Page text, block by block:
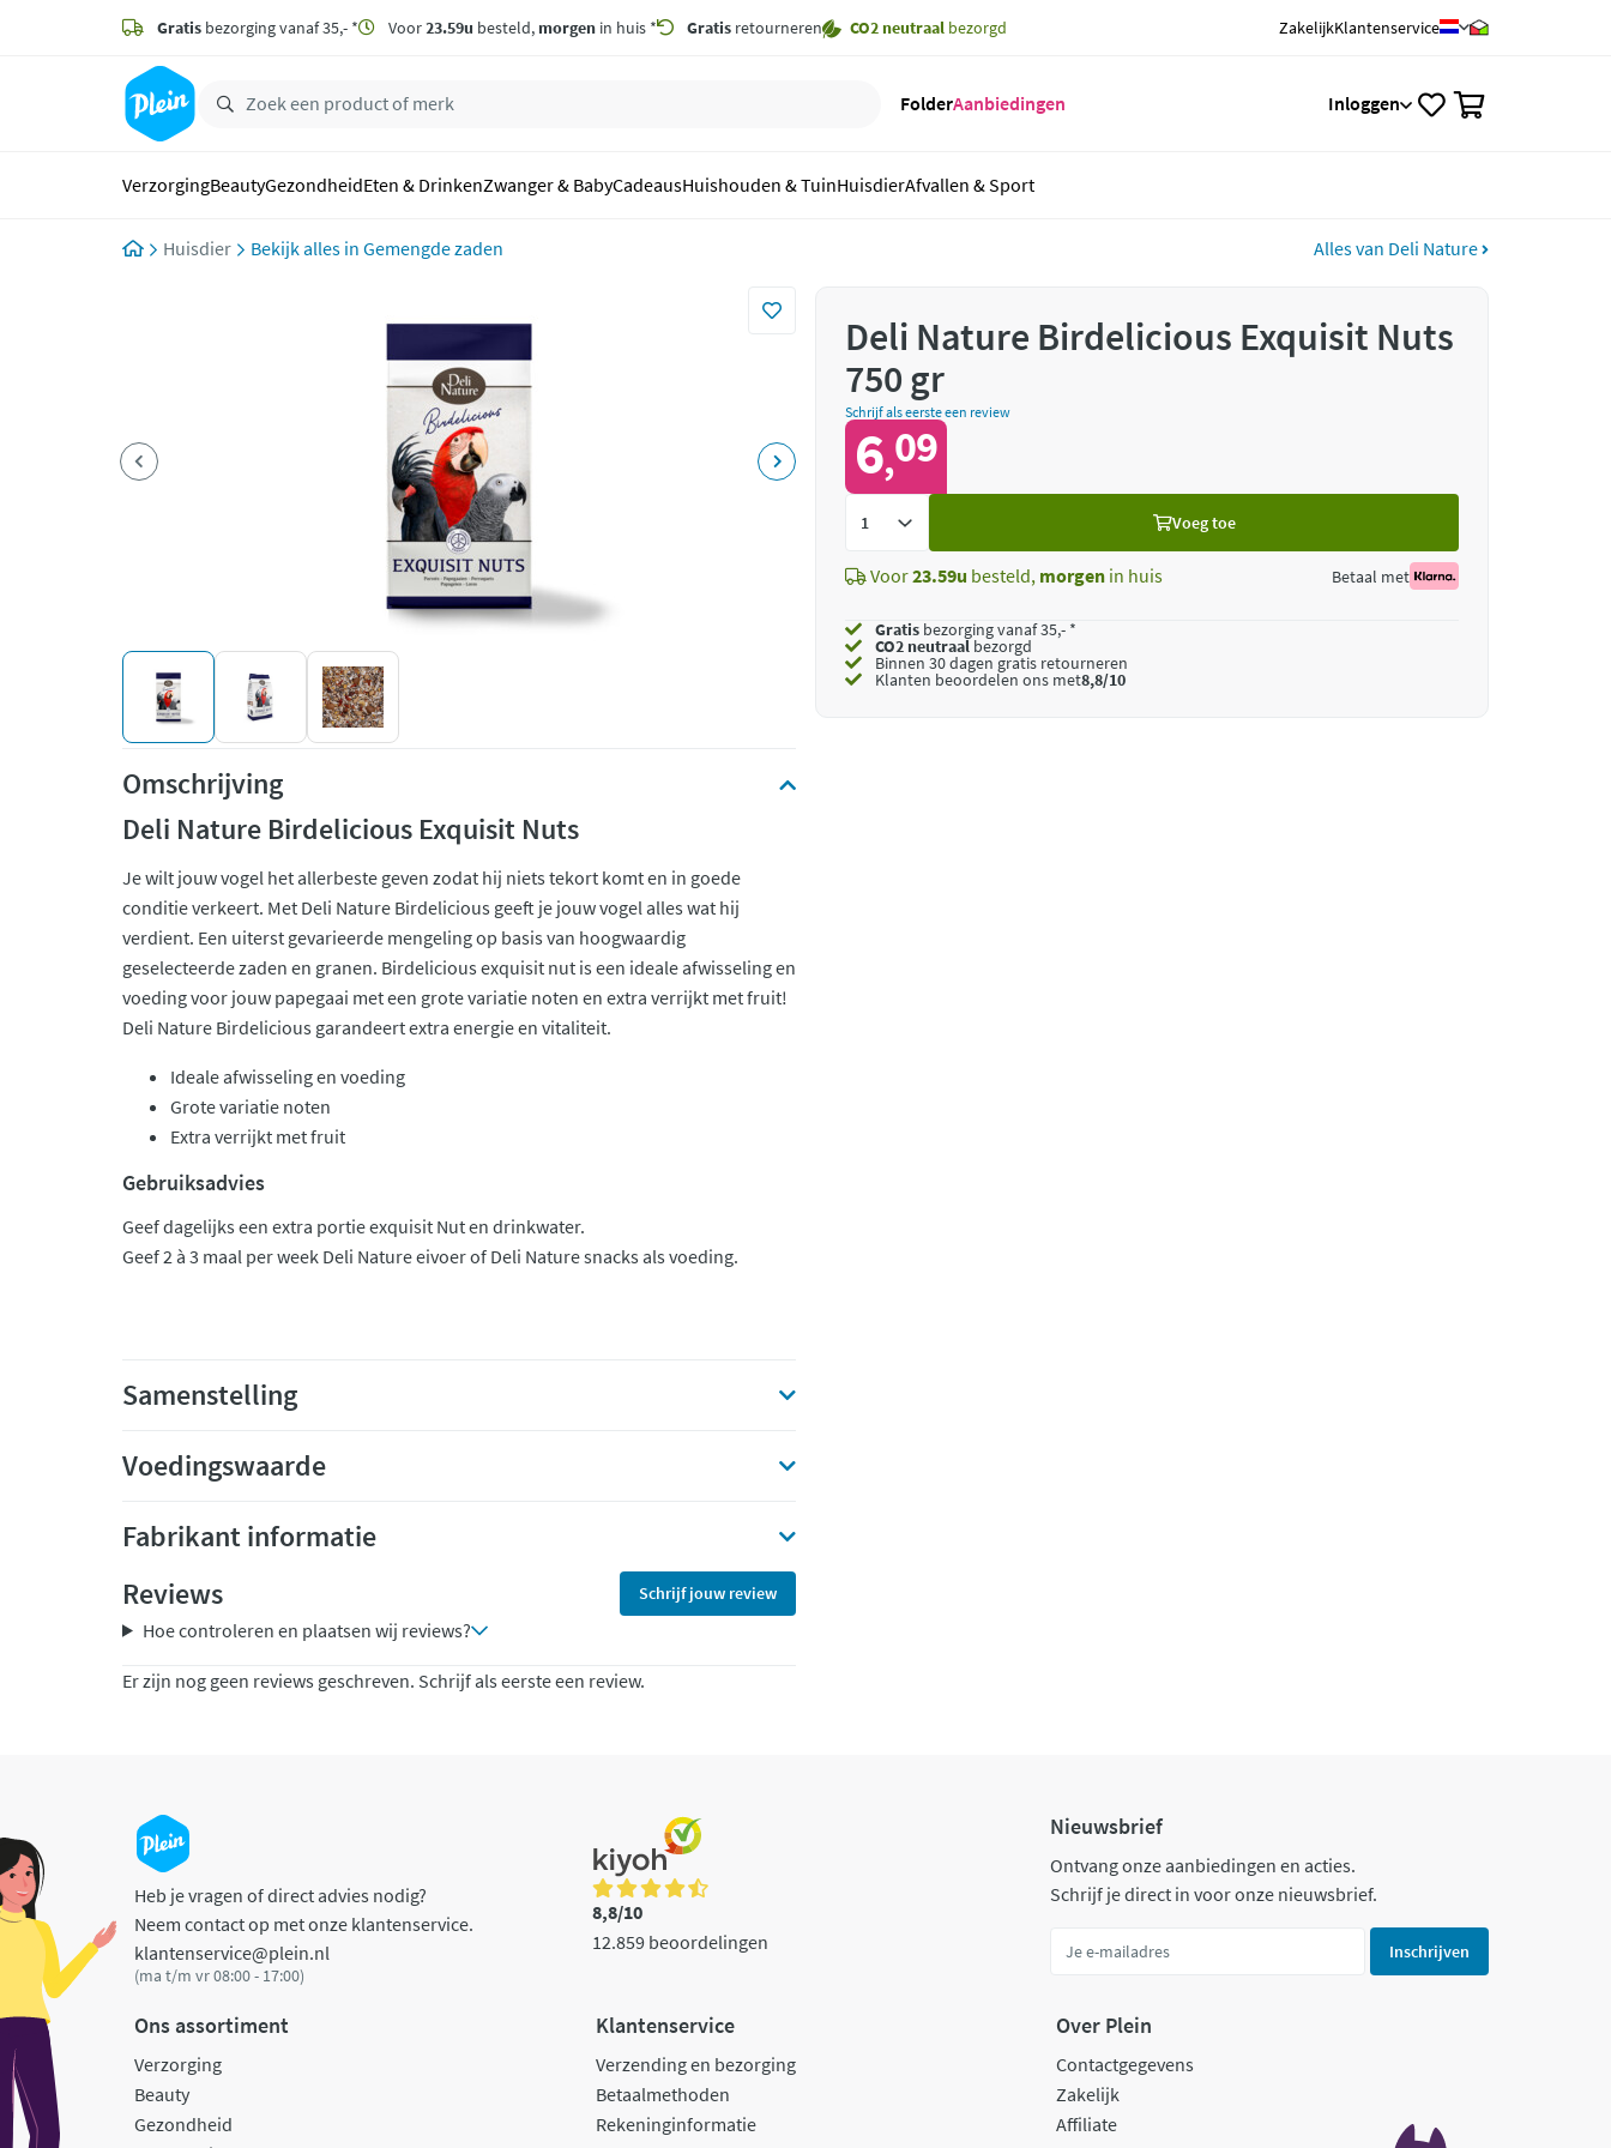
zoeken
hoofdinhoud
Gratis bezorging vanaf 35,- * Voor23.59u besteld, morgen in huis * Gratis retourneren CO2 neutraal bezorgd ZakelijkKlantenservice
FolderAanbiedingen Inloggen
VerzorgingBeautyGezondheidEten & DrinkenZwanger & BabyCadeausHuishouden & TuinHuisdierAfvallen & Sport
Huisdier Gemengde zaden Alles van Deli Nature
Omschrijving
Deli Nature Birdelicious Exquisit Nuts
Je wilt jouw vogel het allerbeste geven zodat hij niets tekort komt en in goede
conditie verkeert. Met Deli Nature Birdelicious geeft je jouw vogel alles wat hij
verdient. Een uiterst gevarieerde mengeling op basis van hoogwaardig
geselecteerde zaden en granen. Birdelicious exquisit nut is een ideale afwisseling en
voeding voor jouw papegaai met een grote variatie noten en extra verrijkt met fruit!
Deli Nature Birdelicious garandeert extra energie en vitaliteit.
Ideale afwisseling en voeding
Grote variatie noten
Extra verrijkt met fruit
Gebruiksadvies
Geef dagelijks een extra portie exquisit Nut en drinkwater.
Geef 2 à 3 maal per week Deli Nature eivoer of Deli Nature snacks als voeding.
Samenstelling
Voedingswaarde
Fabrikant informatie
Reviews
Schrijf jouw review
Hoe controleren en plaatsen wij reviews?
Er zijn nog geen reviews geschreven. Schrijf als eerste een review.
Deli Nature Birdelicious Exquisit Nuts
750 gr
Schrijf als eerste een review
6,09
Voeg toe
Voor23.59u besteld, morgen in huis Betaal met
Gratis bezorging vanaf 35,- *
CO2 neutraalbezorgd
Binnen 30 dagen gratis retourneren
Klanten beoordelen ons met8,8/10
Heb je vragen of direct advies nodig?
Neem contact op met onze klantenservice.
klantenservice@plein.nl
(ma t/m vr 08:00 - 17:00)
8,8/10
12.859 beoordelingen
Nieuwsbrief
Ontvang onze aanbiedingen en acties.
Schrijf je direct in voor onze nieuwsbrief.
Inschrijven
Ons assortiment
Verzorging
Beauty
Gezondheid
Klantenservice
Verzending en bezorging
Betaalmethoden
Rekeninginformatie
Over Plein
Contactgegevens
Zakelijk
Affiliate